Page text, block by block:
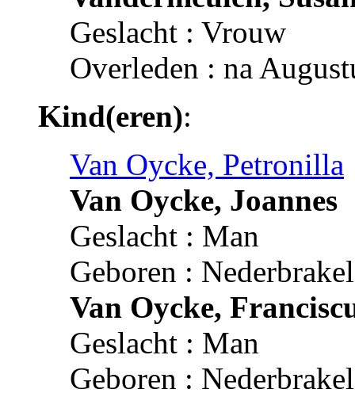
Geslacht : Vrouw
Overleden : na
Kind(eren):
Van Oycke, Petronilla
Van Oycke, Joannes
Geslacht : Man
Geboren : Nederbrakel
Van Oycke,
Geslacht : Man
Geboren : Nederbrakel